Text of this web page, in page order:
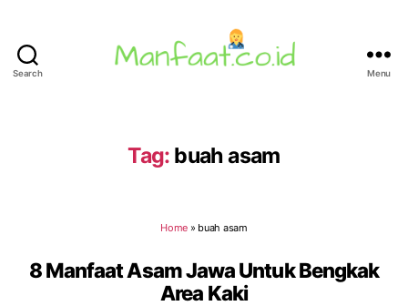
Search Menu
Tag: buah asam
Home » buah asam
8 Manfaat Asam Jawa Untuk Bengkak
Area Kaki